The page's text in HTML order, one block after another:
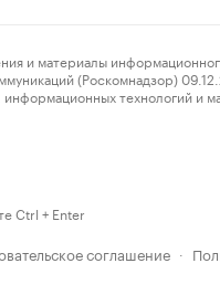
информационного
(Роскомнадзор)
технологий
Ctrl + Enter
соглашение ·